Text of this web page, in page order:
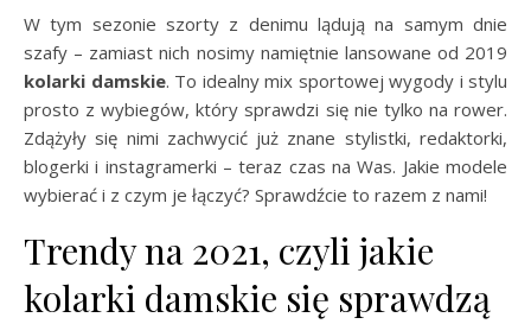
W tym sezonie szorty z denimu lądują na samym dnie
szafy – zamiast nich nosimy namiętnie lansowane od 2019
kolarki damskie. To idealny mix sportowej wygody i stylu
prosto z wybiegów, który sprawdzi się nie tylko na rower.
Zdążyły się nimi zachwycić już znane stylistki, redaktorki,
blogerki i instagramerki – teraz czas na Was. Jakie modele
wybierać i z czym je łączyć? Sprawdźcie to razem z nami!
Trendy na 2021, czyli jakie
kolarki damskie się sprawdzą